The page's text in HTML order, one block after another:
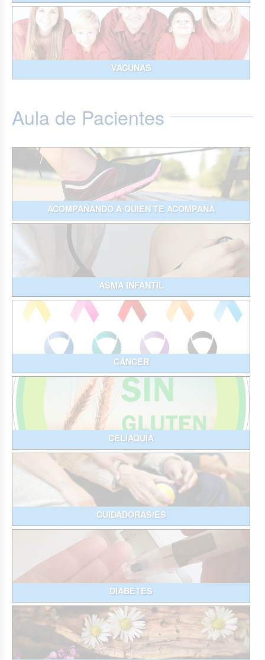
VACUNAS
Aula de Pacientes
ACOMPAÑANDO A QUIEN TE ACOMPAÑA
ASMA INFANTIL
CÁNCER
CELIAQUÍA
CUIDADORAS/ES
DIABETES